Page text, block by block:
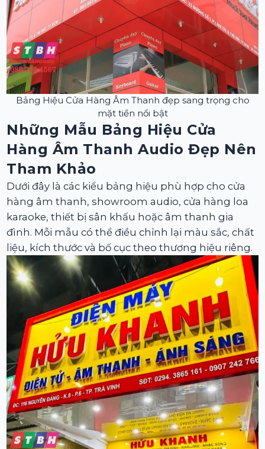
Bảng Hiệu Cửa Hàng Âm Thanh đẹp sang trọng cho
mặt tiền nổi bật
Những Mẫu Bảng Hiệu Cửa
Hàng Âm Thanh Audio Đẹp Nên
Tham Khảo
Dưới đây là các kiểu bảng hiệu phù hợp cho cửa
hàng âm thanh, showroom audio, cửa hàng loa
karaoke, thiết bị sân khấu hoặc âm thanh gia
đình. Mỗi mẫu có thể điều chỉnh lại màu sắc, chất
liệu, kích thước và bố cục theo thương hiệu riêng.